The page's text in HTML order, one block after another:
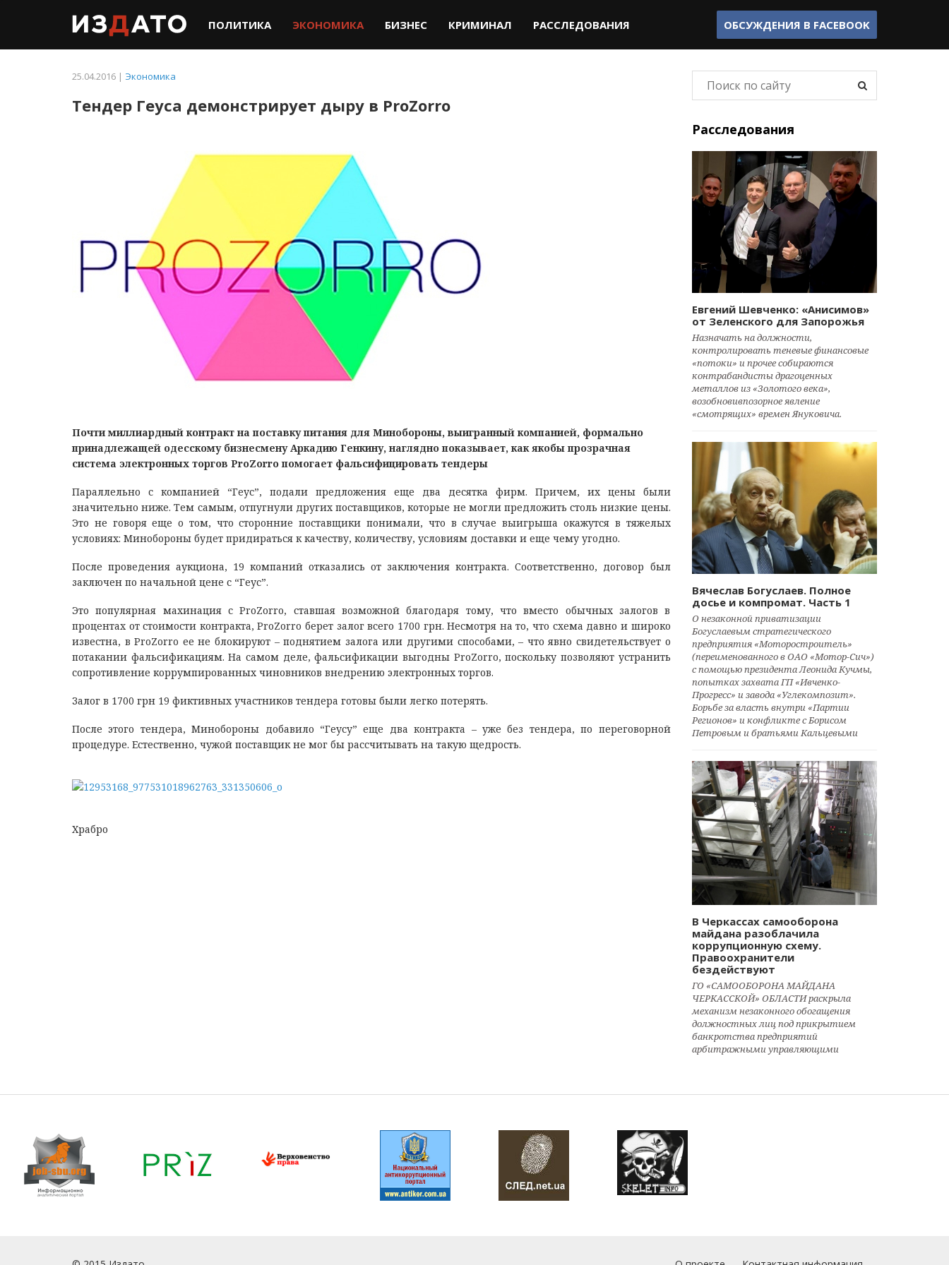
ПОЛИТИКА ЭКОНОМИКА БИЗНЕС КРИМИНАЛ РАССЛЕДОВАНИЯ ОБСУЖДЕНИЯ В FACEBOOK
25.04.2016 | Экономика
Тендер Геуса демонстрирует дыру в ProZorro
Почти миллиардный контракт на поставку питания для Минобороны, выигранный компанией, формально
принадлежащей одесскому бизнесмену Аркадию Генкину, наглядно показывает, как якобы прозрачная
система электронных торгов ProZorro помогает фальсифицировать тендеры
Параллельно с компанией “Геус”, подали предложения еще два десятка фирм. Причем, их цены были
значительно ниже. Тем самым, отпугнули других поставщиков, которые не могли предложить столь низкие цены.
Это не говоря еще о том, что сторонние поставщики понимали, что в случае выигрыша окажутся в тяжелых
условиях: Минобороны будет придираться к качеству, количеству, условиям доставки и еще чему угодно.
После проведения аукциона, 19 компаний отказались от заключения контракта. Соответственно, договор был
заключен по начальной цене с “Геус”.
Это популярная махинация с ProZorro, ставшая возможной благодаря тому, что вместо обычных залогов в
процентах от стоимости контракта, ProZorro берет залог всего 1700 грн. Несмотря на то, что схема давно и широко
известна, в ProZorro ее не блокируют – поднятием залога или другими способами, – что явно свидетельствует о
потакании фальсификациям. На самом деле, фальсификации выгодны ProZorro, поскольку позволяют устранить
сопротивление коррумпированных чиновников внедрению электронных торгов.
Залог в 1700 грн 19 фиктивных участников тендера готовы были легко потерять.
После этого тендера, Минобороны добавило “Геусу” еще два контракта – уже без тендера, по переговорной
процедуре. Естественно, чужой поставщик не мог бы рассчитывать на такую щедрость.
Храбро
Расследования
Евгений Шевченко: «Анисимов»
от Зеленского для Запорожья
Назначать на должности,
контролировать теневые финансовые
«потоки» и прочее собираются
контрабандисты драгоценных
металлов из «Золотого века»,
возобновивпозорное явление
«смотрящих» времен Януковича.
Вячеслав Богуслаев. Полное
досье и компромат. Часть 1
О незаконной приватизации
Богуслаевым стратегического
предприятия «Моторостроитель»
(переименованного в ОАО «Мотор-Сич»)
с помощью президента Леонида Кучмы,
попытках захвата ГП «Ивченко-
Прогресс» и завода «Углекомпозит».
Борьбе за власть внутри «Партии
Регионов» и конфликте с Борисом
Петровым и братьями Кальцевыми
В Черкассах самооборона
майдана разоблачила
коррупционную схему.
Правоохранители
бездействуют
ГО «САМООБОРОНА МАЙДАНА
ЧЕРКАССКОЙ» ОБЛАСТИ раскрыла
механизм незаконного обогащения
должностных лиц под прикрытием
банкротства предприятий
арбитражными управляющими